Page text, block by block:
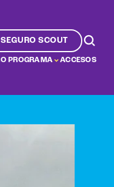
SEGURO SCOUT
PROGRAMA ACCESOS